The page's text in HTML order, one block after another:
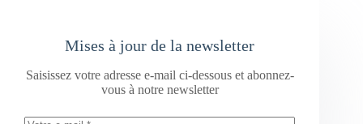
Mises à jour de la newsletter
Saisissez votre adresse e-mail ci-dessous et abonnez-
vous à notre newsletter